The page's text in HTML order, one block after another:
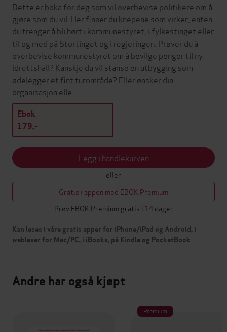
Dette er boka for deg som vil overbevise politikere om å
gjøre som du vil. Her finner du knepene som virker, enten
du trenger å bli hørt i kommunestyret, i fylkestinget eller
til og med på Stortinget og i regjeringen. Prøver du å
overbevise kommunestyret om å bevilge penger til ny
idrettshall? Kanskje du vil stanse en utbygging som
ødelegger et fint turområde? Eller ønsker din
organisasjon elle…
Ebok
179,-
Legg i handlekurven
eller
Gratis i appen med EBOK Premium
Prøv EBOK Premium gratis i 14 dager
Kan leses i våre gratis apper for iPhone/iPad og Android, i
webleser for Mac/PC, i iBooks, på Kindle og PocketBook
Andre har også kjøpt
Premium